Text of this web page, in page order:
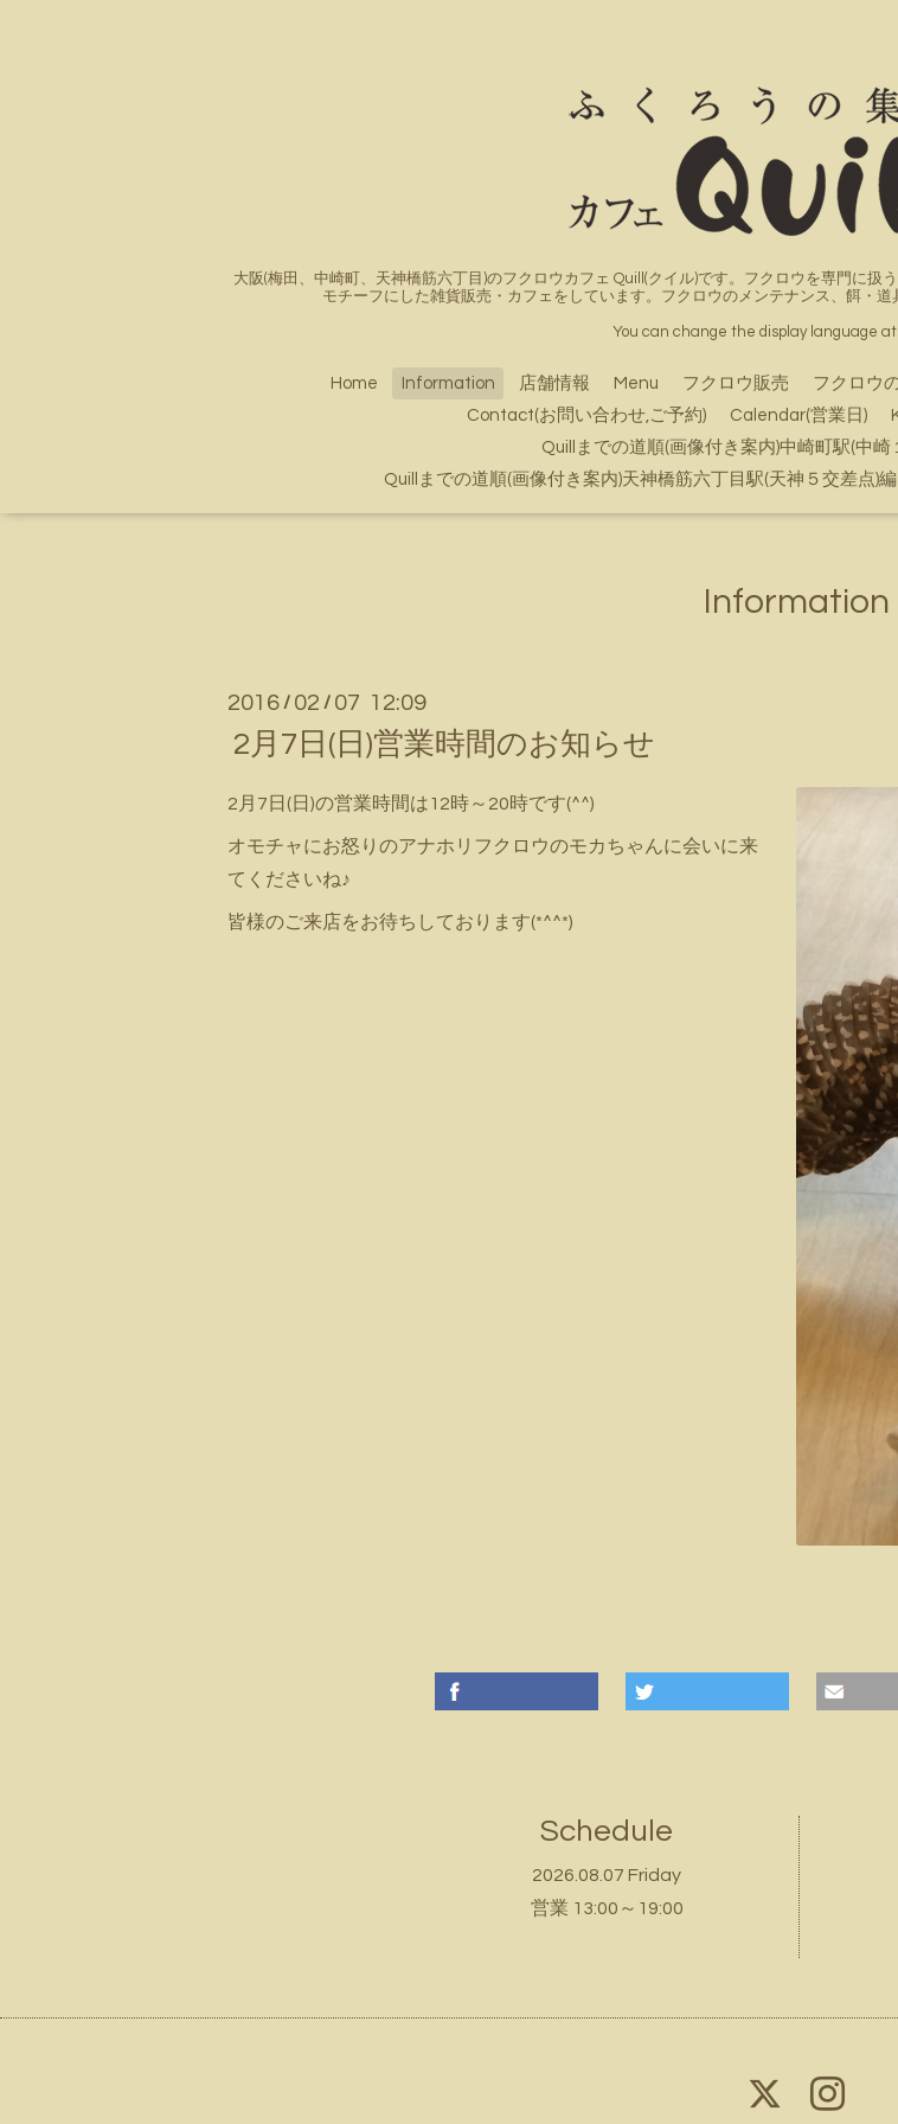
大阪(梅田、中崎町、天神橋筋六丁目)のフクロウカフェ Quill(クイル)です。フクロウを専門に
モチーフにした雑貨販売・カフェをしています。フクロウのメンテナンス、餌・
You can change the display language at
Home Information 店舗情報 Menu フクロウ販売 フクロウ
Contact(お問い合わせ,ご予約)
Calendar(営業日)
Quillまでの道順(画像付き案内)中崎町駅(中崎
Quillまでの道順(画像付き案内)天神橋筋六丁目駅(天神５交差点)
Information
2016 / 02 / 07 12:09
2月7日(日)営業時間のお知らせ
2月7日(日)の営業時間は12時～20時です(^^)
オモチャにお怒りのアナホリフクロウのモカちゃんに会いに来
てくださいね♪
皆様のご来店をお待ちしております(*^^*)
Schedule
2026.08.07 Friday
営業 13:00～19:00